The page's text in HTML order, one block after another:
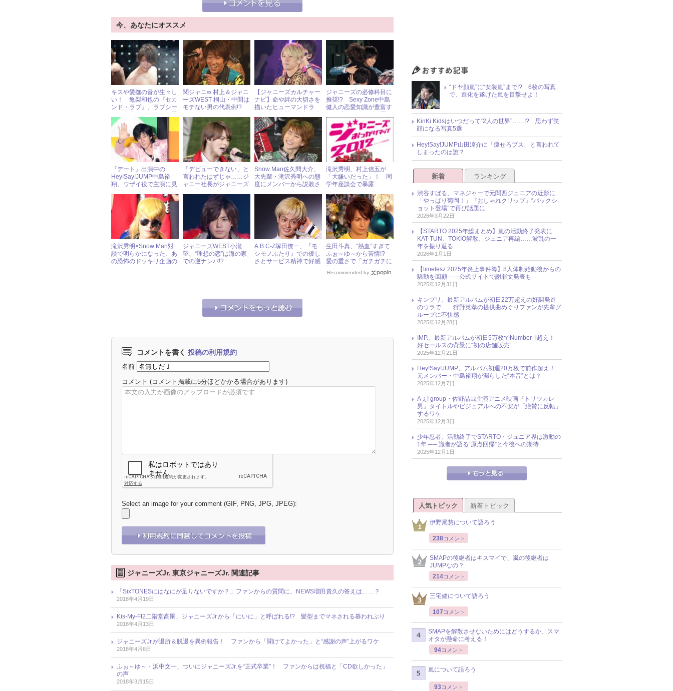
今、あなたにオススメ
キスや愛撫の音が生々し
い！ 亀梨和也の『セカ
ンド・ラブ』、ラブシー
開が早すぎ
関ジャニ∞ 村上＆ジャニ
ーズWEST 桐山・中間は
モテない男の代表例!?
で公開判定！
【ジャニーズカルチャー
ナビ】命や絆の大切さを
描いたヒューマンドラ
出演 『生まれる。』
ジャニーズの必修科目に
推奨!? Sexy Zone中島
健人の恋愛知識が豊富す
LOVE講座」のスゴさ
『デート』出演中の
Hey!Say!JUMP中島裕
翔、ウザイ役で主演に見
「デビューできない」と
言われたはずじゃ……ジ
ャニー社長がジャニーズ
Snow Man佐久間大介、
大先輩・滝沢秀明への態
度にメンバーから説教さ
滝沢秀明、村上信五が
「大嫌いだった」！ 同
学年座談会で暴露
滝沢秀明×Snow Man対
談で明らかになった、あ
の恐怖のドッキリ企画の
ジャニーズWEST小瀧
望、“理想の恋”は海の家
での逆ナンパ!?
A.B.C-Z塚田僚一、『モ
シモノふたり』での優し
さとサービス精神で好感
生田斗真、“熱血”すぎて
ふぉ～ゆ～から苦情!?
愛の重さで「ガチガチに
Recommended by
コメントを書く 投稿の利用規約
名前
コメント (コメント掲載に5分ほどかかる場合があります)
Select an image for your comment (GIF, PNG, JPG, JPEG):
ジャニーズJr. 東京ジャニーズJr. 関連記事
「SixTONESにはなにが足りないですか？」ファンからの質問に、NEWS増田貴久の答えは……？
2018年4月19日
Kis-My-Ft2二階堂高嗣、ジャニーズJr.から「にいに」と呼ばれる!? 髪型までマネされる慕われぶり
2018年4月13日
ジャニーズJr.が退所＆脱退を異例報告！ ファンから「聞けてよかった」と“感謝の声”上がるワケ
2018年4月6日
ふぉ～ゆ～・浜中文一、ついにジャニーズJr.を“正式卒業”！ ファンからは祝福と「CD欲しかった」
の声
2018年3月15日
“ドヤ顔嵐”に“女装嵐”まで!? 6枚の写真
で、進化を遂げた嵐を目撃せよ！
KinKi Kidsはいつだって“2人の世界”……!? 思わず笑
顔になる写真5選
Hey!Say!JUMP山田涼介に「痩せろブス」と言われて
しまったのは誰？
新着 ランキング
渋谷すばる、マネジャーで元関西ジュニアの近影に
「やっぱり菊岡！」『おしゃれクリップ』“バックシ
ョット登場”で再び話題に
2026年3月22日
【STARTO 2025年総まとめ】嵐の活動終了発表に
KAT-TUN、TOKIO解散、ジュニア再編……波乱の一
年を振り返る
2026年1月1日
【timelesz 2025年炎上事件簿】8人体制始動後からの
騒動を回顧――公式サイトで謝罪文発表も
2025年12月31日
キンプリ、最新アルバムが初日22万超えの好調発進
のウラで……狩野英孝の提供曲めぐりファンが先輩グ
ループに不快感
2025年12月28日
IMP.、最新アルバムが初日5万枚でNumber_i超え！
好セールスの背景に“初の店舗販売”
2025年12月21日
Hey!Say!JUMP、アルバム初週20万枚で前作超え！
元メンバー・中島裕翔が漏らした“本音”とは？
2025年12月7日
Aぇ! group・佐野晶哉主演アニメ映画『トリツカレ
男』タイトルやビジュアルへの不安が「絶賛に反転」
するワケ
2025年12月3日
少年忍者、活動終了でSTARTO・ジュニア界は激動の
1年 ── 識者が語る“原点回帰”と今後への期待
2025年12月1日
人気トピック 新着トピック
伊野尾慧について語ろう
238コメント
SMAPの後継者はキスマイで、嵐の後継者は
JUMPなの？
214コメント
三宅健について語ろう
107 コメント
SMAPを解散させないためにはどうするか、スマ
オタが懸命に考える！
94コメント
嵐について語ろう
93コメント